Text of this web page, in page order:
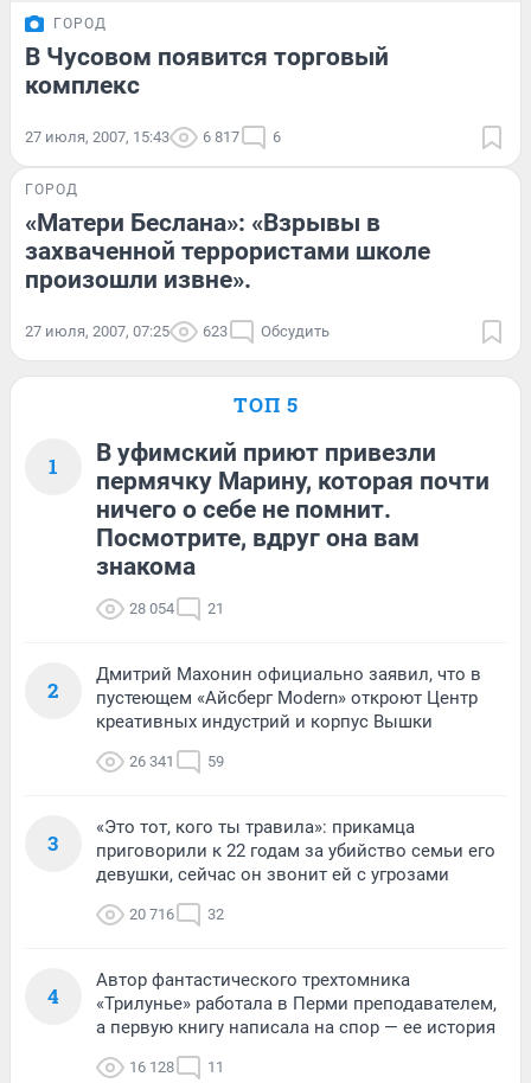
ГОРОД
В Чусовом появится торговый
комплекс
27 июля, 2007, 15:43 6 817 6
ГОРОД
«Матери Беслана»: «Взрывы в
захваченной террористами школе
произошли извне».
27 июля, 2007, 07:25 623 Обсудить
ТОП 5
1
В уфимский приют привезли
пермячку Марину, которая почти
ничего о себе не помнит.
Посмотрите, вдруг она вам
знакома
28 054 21
2
Дмитрий Махонин официально заявил, что в
пустеющем «Айсберг Modern» откроют Центр
креативных индустрий и корпус Вышки
26 341 59
3
«Это тот, кого ты травила»: прикамца
приговорили к 22 годам за убийство семьи его
девушки, сейчас он звонит ей с угрозами
20 716 32
4
Автор фантастического трехтомника
«Трилунье» работала в Перми преподавателем,
а первую книгу написала на спор — ее история
16 128 11